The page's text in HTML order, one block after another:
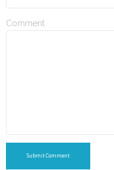
Comment
Submit Comment